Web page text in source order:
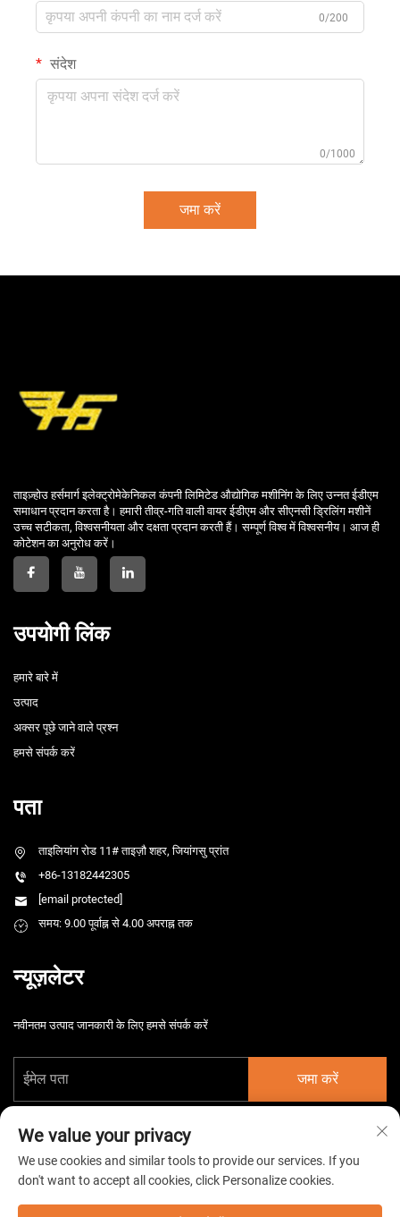
0/200
संदेश
0/1000
जमा करें
ताइज़्होउ हर्समार्ग इलेक्ट्रोमेकेनिकल कंपनी लिमिटेड औद्योगिक मशीनिंग के लिए उन्नत ईडीएम
समाधान प्रदान करता है। हमारी तीव्र-गति वाली वायर ईडीएम और सीएनसी ड्रिलिंग मशीनें
उच्च सटीकता, विश्वसनीयता और दक्षता प्रदान करती हैं। सम्पूर्ण विश्व में विश्वसनीय। आज ही
कोटेशन का अनुरोध करें।
उपयोगी लिंक
हमारे बारे में
उत्पाद
अक्सर पूछे जाने वाले प्रश्न
हमसे संपर्क करें
पता
ताइलियांग रोड 11# ताइज़ौ शहर, जियांगसु प्रांत
+86-13182442305
[email protected]
समय: 9.00 पूर्वाह्न से 4.00 अपराह्न तक
न्यूज़लेटर
नवीनतम उत्पाद जानकारी के लिए हमसे संपर्क करें
जमा करें
We value your privacy
We use cookies and similar tools to provide our services. If you
don't want to accept all cookies, click Personalize cookies.